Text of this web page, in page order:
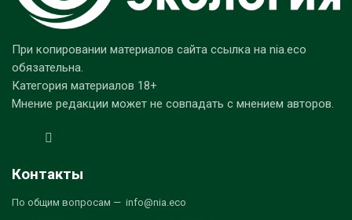
При копировании материалов сайта ссылка на nia.eco
обязательна.
Категория материалов 18+
Мнение редакции может не совпадать с мнением авторов.
Контакты
По общим вопросам — info@nia.eco